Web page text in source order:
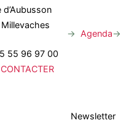
d’Aubusson
55 96 97 00
Agenda
Newsletter